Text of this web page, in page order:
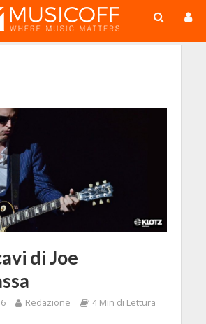
di Joe
Redazione 4 Min di Lettura